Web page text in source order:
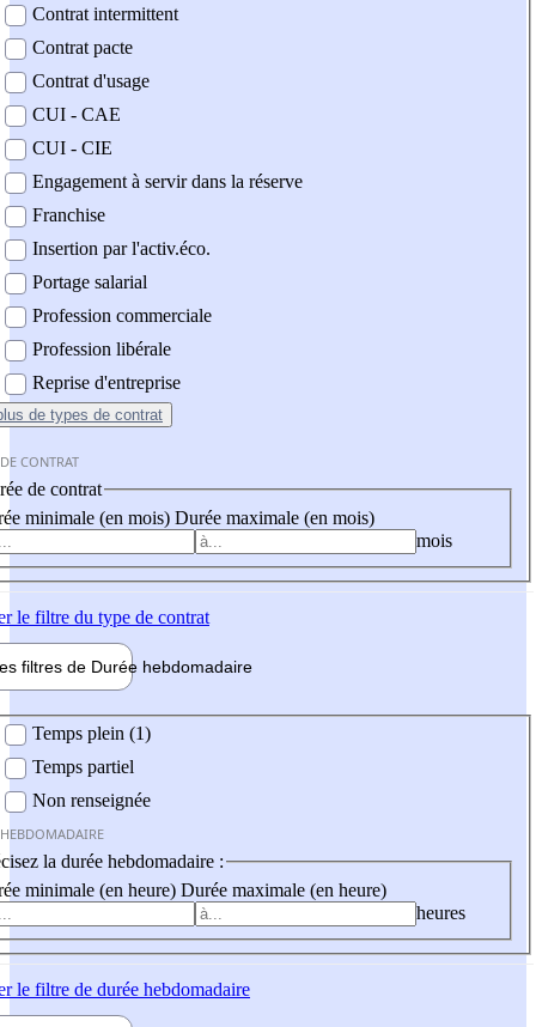
Contrat intermittent
Contrat pacte
Contrat d'usage
CUI - CAE
CUI - CIE
Engagement à servir dans la réserve
Franchise
Insertion par l'activ.éco.
Portage salarial
Profession commerciale
Profession libérale
Reprise d'entreprise
de types de contrat
CONTRAT
de contrat
minimale (en mois) Durée maximale (en mois)
mois
le filtre du type de contrat
filtres de Durée hebdomadaire
Temps plein (1)
Temps partiel
Non renseignée
la durée hebdomadaire :
minimale (en heure) Durée maximale (en heure)
heures
le filtre de durée hebdomadaire